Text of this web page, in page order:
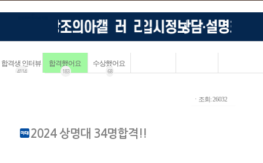
합격생 인터뷰
4114
합격했어요
183
수상했어요
68
ㆍ조회: 26032
2024 상명대 34명합격!!